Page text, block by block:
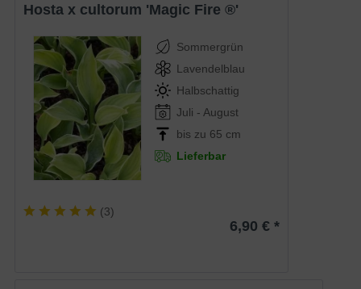
Hosta x cultorum 'Magic Fire ®'
Sommergrün
Lavendelblau
Halbschattig
Juli - August
bis zu 65 cm
Lieferbar
(3)
6,90 € *